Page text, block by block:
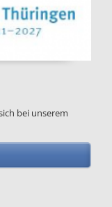
bei unserem